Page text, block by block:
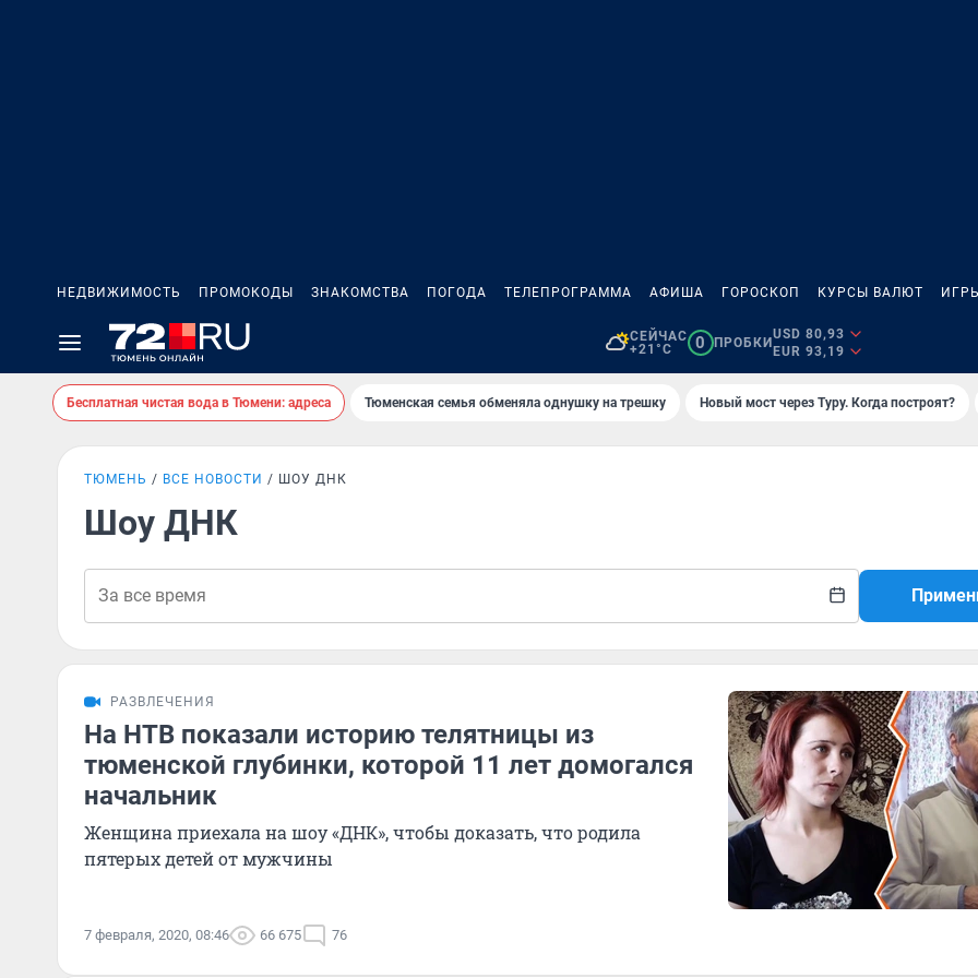
НЕДВИЖИМОСТЬ ПРОМОКОДЫ ЗНАКОМСТВА ПОГОДА ТЕЛЕПРОГРАММА АФИША ГОРОСКОП КУРСЫ ВАЛЮТ
СЕЙЧАС
+21°C
0 ПРОБКИ
USD 80,93
EUR 93,19
Бесплатная чистая вода в Тюмени: адреса Тюменская семья обменяла однушку на трешку Новый мост через Туру. Когда построят?
ТЮМЕНЬ ВСЕ НОВОСТИ ШОУ ДНК
Шоу ДНК
РАЗВЛЕЧЕНИЯ
На НТВ показали историю телятницы из
тюменской глубинки, которой 11 лет домогался
начальник
Женщина приехала на шоу «ДНК», чтобы доказать, что родила
пятерых детей от мужчины
7 февраля, 2020, 08:46 66 675 76